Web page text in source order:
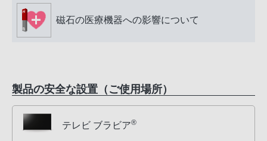
磁石の医療機器への影響について
製品の安全な設置（ご使用場所）
テレビ ブラビア®